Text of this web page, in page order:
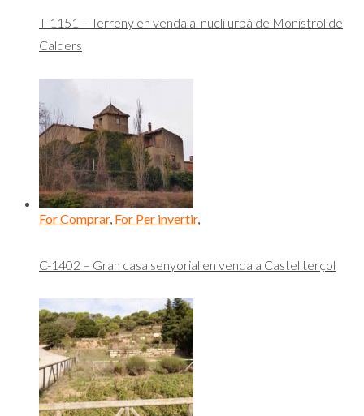
T-1151 – Terreny en venda al nucli urbà de Monistrol de
Calders
For Comprar, For Per invertir,
C-1402 – Gran casa senyorial en venda a Castellterçol